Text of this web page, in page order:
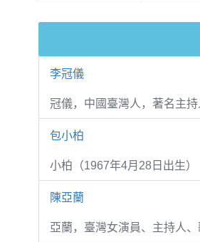
李冠儀
冠儀，中國臺灣人，著名主
包小柏
小柏（1967年4月28日出生）
陳亞蘭
亞蘭，臺灣女演員、主持人、